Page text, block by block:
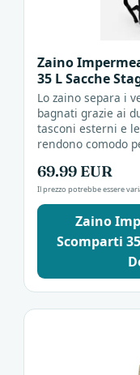
Zaino
35 L Sacche
Lo zaino separa i
bagnati grazie ai
tasconi esterni e
rendono comodo
69.99 EUR
Il prezzo potrebbe essere
Zaino
Scomparti